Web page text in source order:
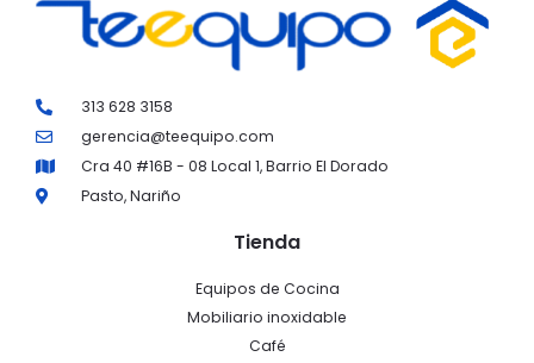
313 628 3158
gerencia@teequipo.com
Cra 40 #16B - 08 Local 1, Barrio El Dorado
Pasto, Nariño
Tienda
Equipos de Cocina
Mobiliario inoxidable
Café